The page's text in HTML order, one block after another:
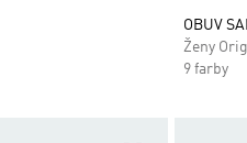
OBUV
Ženy
9 farby